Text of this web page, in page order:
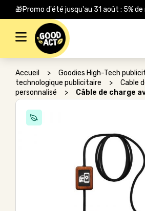
🎁Promo d'été jusqu'au 31 août : 5%
Rechercher :
Accueil > Goodies High-Tech
technologique publicitaire
>
Cable
personnalisé
> Câble de charge